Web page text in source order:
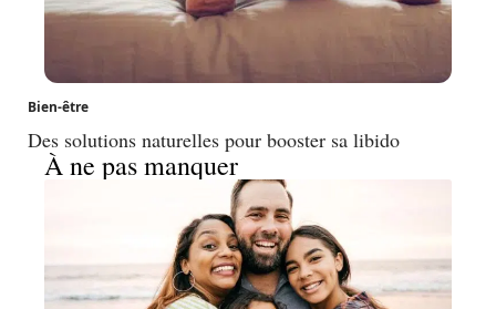
Bien-être
Des solutions naturelles pour booster sa libido
À ne pas manquer